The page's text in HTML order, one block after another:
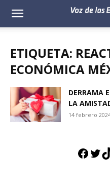
Voz
Empresas
ETIQUETA:
ECONÓMICA
DERRAMA
LA
14 febrero